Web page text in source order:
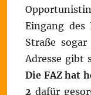
Eingang des
Straße
Adresse gibt
Die FAZ hat
2 dafür